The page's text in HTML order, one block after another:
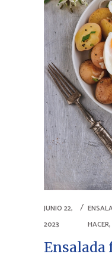
JUNIO 22,
2023
HACER
Ensalada